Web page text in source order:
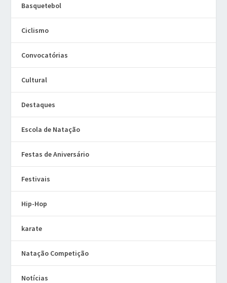
Basquetebol
Ciclismo
Convocatórias
Cultural
Destaques
Escola de Natação
Festas de Aniversário
Festivais
Hip-Hop
karate
Natação Competição
Notícias